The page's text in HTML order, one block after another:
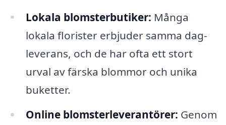
Lokala blomsterbutiker: Många
lokala florister erbjuder samma dag-
leverans, och de har ofta ett stort
urval av färska blommor och unika
buketter.
Online blomsterleverantörer: Genom